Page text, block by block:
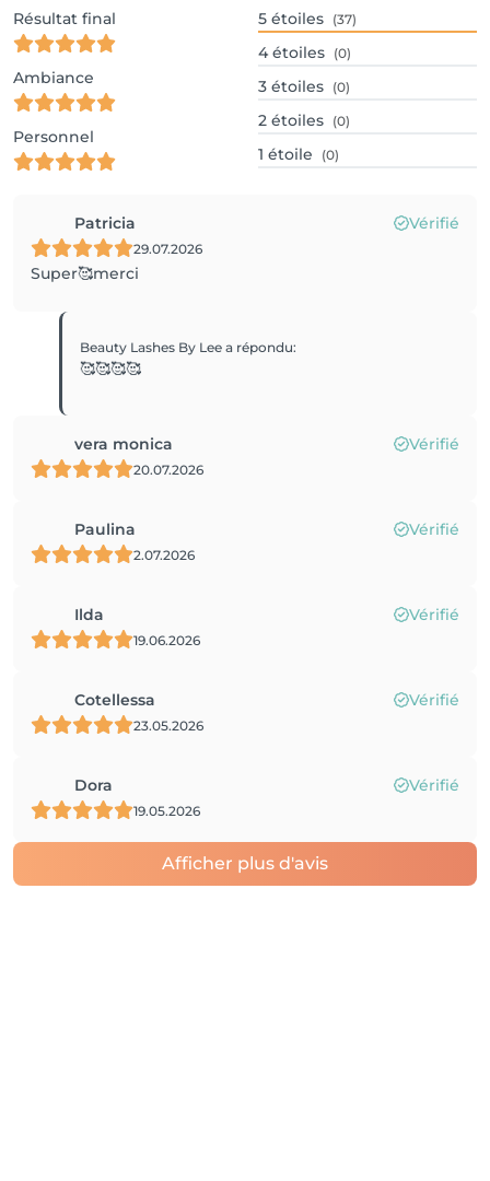
Résultat final
Ambiance
Personnel
5 étoiles (37)
4 étoiles (0)
3 étoiles (0)
2 étoiles (0)
1 étoile (0)
Patricia Vérifié
29.07.2026
Super🥰merci
Beauty Lashes By Leea répondu:
🥰🥰🥰🥰
vera monica Vérifié
20.07.2026
Paulina Vérifié
2.07.2026
Ilda Vérifié
19.06.2026
Cotellessa Vérifié
23.05.2026
Dora Vérifié
19.05.2026
Afficher plus d'avis